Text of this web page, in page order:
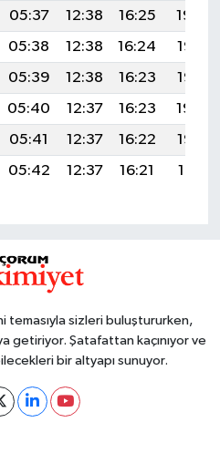
05:37 12:38 16:25
19:29
05:38 12:38 16:24
19:27
05:39 12:38 16:23
19:26
05:40 12:37 16:23
19:24
05:41 12:37 16:22
19:23
05:42 12:37 16:21 19:21
temasıyla sizleri buluştururken,
getiriyor. Şatafattan kaçınıyor ve
bir altyapı sunuyor.